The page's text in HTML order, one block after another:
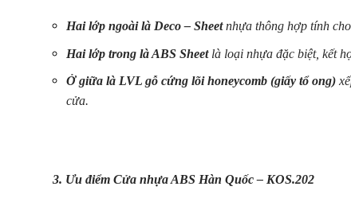
Hai lớp ngoài là Deco – Sheetnhựa thông hợp tính
Hai lớp trong là ABS Sheetlà loại nhựa đặc biệt, kết
Ở giữa là LVL gỗ cứng lõi honeycomb (giấy tổ ong)
cửa.
3. Ưu điểm Cửa nhựa ABS Hàn Quốc – KOS.202